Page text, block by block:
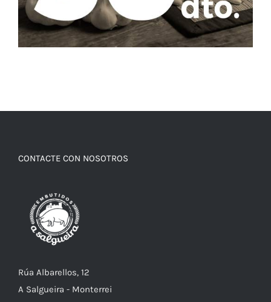
CONTACTE CON NOSOTROS
Rúa Albarellos, 12
A Salgueira - Monterrei